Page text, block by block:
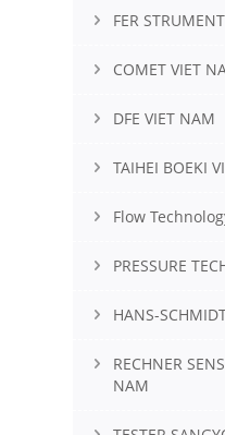
FER
COMET VIET
DFE VIET NAM
TAIHEI BOEKI
Flow
PRESSURE
HANS-
RECHNER
NAM